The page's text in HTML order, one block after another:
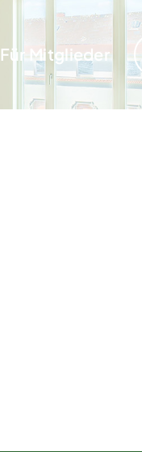
Für Mitglieder